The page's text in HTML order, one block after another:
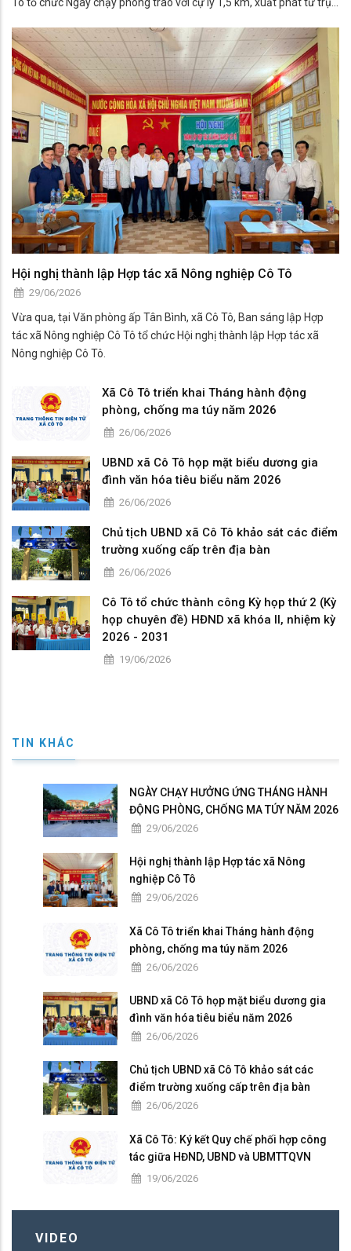
Tô tổ chức Ngày chạy phong trào với cự ly 1,5 km, xuất phát từ trụ
Hội nghị thành lập Hợp tác xã Nông nghiệp Cô Tô
29/06/2026
Vừa qua, tại Văn phòng ấp Tân Bình, xã Cô Tô, Ban sáng lập Hợp
tác xã Nông nghiệp Cô Tô tổ chức Hội nghị thành lập Hợp tác xã
Nông nghiệp Cô Tô.
Xã Cô Tô triển khai Tháng hành động
phòng, chống ma túy năm 2026
26/06/2026
UBND xã Cô Tô họp mặt biểu dương gia
đình văn hóa tiêu biểu năm 2026
26/06/2026
Chủ tịch UBND xã Cô Tô khảo sát các điểm
trường xuống cấp trên địa bàn
26/06/2026
Cô Tô tổ chức thành công Kỳ họp thứ 2 (Kỳ
họp chuyên đề) HĐND xã khóa II, nhiệm kỳ
2026 - 2031
19/06/2026
TIN KHÁC
NGÀY CHẠY HƯỞNG ỨNG THÁNG HÀNH
ĐỘNG PHÒNG, CHỐNG MA TÚY NĂM 2026
29/06/2026
Hội nghị thành lập Hợp tác xã Nông
nghiệp Cô Tô
29/06/2026
Xã Cô Tô triển khai Tháng hành động
phòng, chống ma túy năm 2026
26/06/2026
UBND xã Cô Tô họp mặt biểu dương gia
đình văn hóa tiêu biểu năm 2026
26/06/2026
Chủ tịch UBND xã Cô Tô khảo sát các
điểm trường xuống cấp trên địa bàn
26/06/2026
Xã Cô Tô: Ký kết Quy chế phối hợp công
tác giữa HĐND, UBND và UBMTTQVN
nhiệm kỳ 2026 – 2031
19/06/2026
VIDEO